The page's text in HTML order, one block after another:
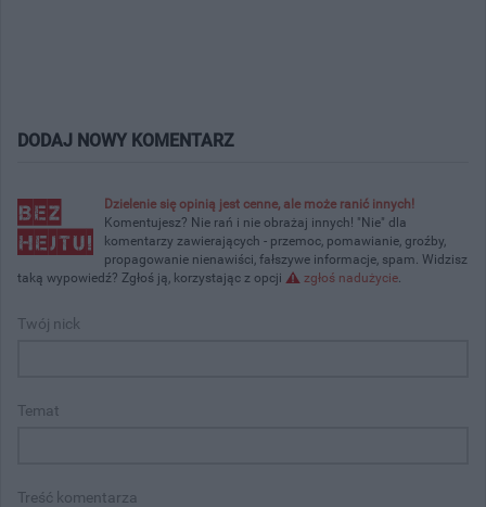
DODAJ NOWY KOMENTARZ
Dzielenie się opinią jest cenne, ale może ranić innych!
Komentujesz? Nie rań i nie obrażaj innych! "Nie" dla
komentarzy zawierających - przemoc, pomawianie, groźby,
propagowanie nienawiści, fałszywe informacje, spam. Widzisz
taką wypowiedź? Zgłoś ją, korzystając z opcji
zgłoś nadużycie.
Twój nick
Temat
Treść komentarza